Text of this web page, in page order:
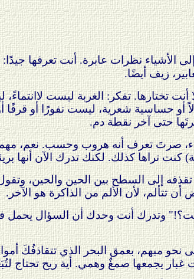
الأشياء نظرات عابرة. أنت تعرفها
زيف أيضًا.
تختارها. تفكر: الغربة ليست
أو حساسية شعرية، ليست نفورًا أو
حتى آخر نقطة دم.
صرتَ تعرف أنه هروب وحسب. نعم،
كنت تراها كذلك. لكنك تدرك الآن أنها
إلى السطح بين الحين والحين،
تتألم، لأن الألم من الذاكرة هو الآخر.
وتدرك أنت وحدك أن السؤال يحمل
مبهم، بعمق البحر الذي تتقاذفُكَ
يجمعها صمغٌ وهمي. أية ريح تحتاج